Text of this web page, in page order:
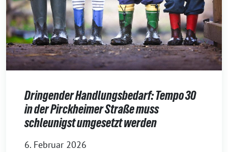
Dringender Handlungsbedarf: Tempo 30
in der Pirckheimer Straße muss
schleunigst umgesetzt werden
6. Februar 2026